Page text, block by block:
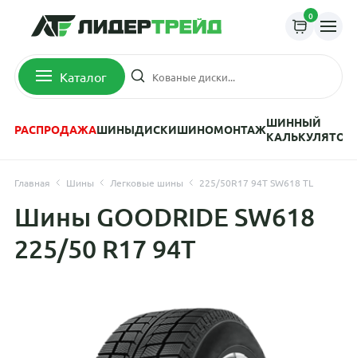
0
Каталог
РАСПРОДАЖАШИНЫДИСКИШИНОМОНТАЖШИННЫЙ
КАЛЬКУЛЯТОР
Главная Шины Легковые шины 225/50R17 94T SW618 TL
Шины GOODRIDE SW618
225/50 R17 94T